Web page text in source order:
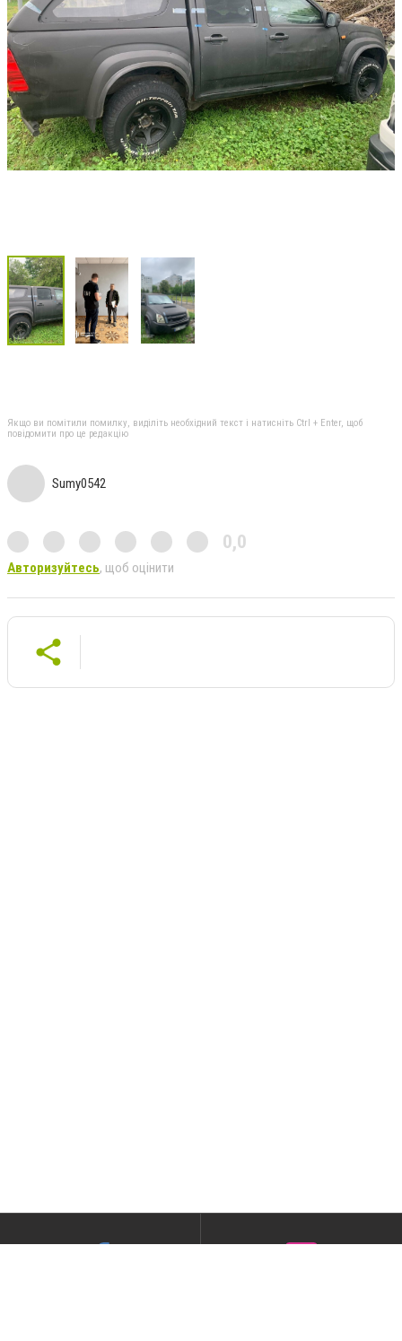
Якщо ви помітили помилку, виділіть необхідний текст і натисніть Ctrl + Enter, щоб
повідомити про це редакцію
Sumy0542
0,0
Авторизуйтесь, щоб оцінити